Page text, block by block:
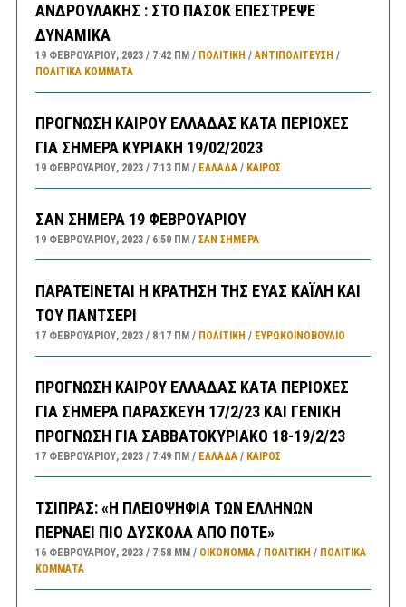
ΑΝΔΡΟΥΛΑΚΗΣ : ΣΤΟ ΠΑΣΟΚ ΕΠΕΣΤΡΕΨΕ
ΔΥΝΑΜΙΚΑ
19 ΦΕΒΡΟΥΑΡΊΟΥ, 2023 7:42 ΠΜ ΠΟΛΙΤΙΚΗ /ΑΝΤΙΠΟΛΊΤΕΥΣΗ /
ΠΟΛΙΤΙΚΆ ΚΌΜΜΑΤΑ
ΠΡΟΓΝΩΣΗ ΚΑΙΡΟΥ ΕΛΛΑΔΑΣ ΚΑΤΑ ΠΕΡΙΟΧΕΣ
ΓΙΑ ΣΗΜΕΡΑ ΚΥΡΙΑΚΗ 19/02/2023
19 ΦΕΒΡΟΥΑΡΊΟΥ, 2023 7:13 ΠΜ ΕΛΛΑΔA/ ΚΑΙΡΌΣ
ΣΑΝ ΣΗΜΕΡΑ 19 ΦΕΒΡΟΥΑΡΙΟΥ
19 ΦΕΒΡΟΥΑΡΊΟΥ, 2023 6:50 ΠΜ ΣΑΝ ΣΉΜΕΡΑ
ΠΑΡΑΤΕΙΝΕΤΑΙ Η ΚΡΑΤΗΣΗ ΤΗΣ ΕΥΑΣ ΚΑΪΛΗ ΚΑΙ
ΤΟΥ ΠΑΝΤΣΕΡΙ
17 ΦΕΒΡΟΥΑΡΊΟΥ, 2023 8:17 ΠΜ ΠΟΛΙΤΙΚΗ / ΕΥΡΩΚΟΙΝΟΒΟΥΛΙΟ
ΠΡΟΓΝΩΣΗ ΚΑΙΡΟΥ ΕΛΛΑΔΑΣ ΚΑΤΑ ΠΕΡΙΟΧΕΣ
ΓΙΑ ΣΗΜΕΡΑ ΠΑΡΑΣΚΕΥΗ 17/2/23 ΚΑΙ ΓΕΝΙΚΗ
ΠΡΟΓΝΩΣΗ ΓΙΑ ΣΑΒΒΑΤΟΚΥΡΙΑΚΟ 18-19/2/23
17 ΦΕΒΡΟΥΑΡΊΟΥ, 2023 7:49 ΠΜ ΕΛΛΑΔA/ ΚΑΙΡΌΣ
ΤΣΙΠΡΑΣ: «Η ΠΛΕΙΟΨΗΦΙΑ ΤΩΝ ΕΛΛΗΝΩΝ
ΠΕΡΝΑΕΙ ΠΙΟ ΔΥΣΚΟΛΑ ΑΠΟ ΠΟΤΕ»
16 ΦΕΒΡΟΥΑΡΊΟΥ, 2023 7:58 ΜΜ ΟΙΚΟΝΟΜΙΑ/ ΠΟΛΙΤΙΚΗ / ΠΟΛΙΤΙΚΆ
ΚΌΜΜΑΤΑ